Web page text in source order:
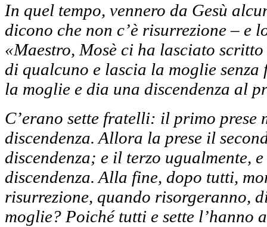
In quel tempo, vennero da Gesù
dicono che non c’è risurrezione – e
«Maestro, Mosè ci ha lasciato
di qualcuno e lascia la moglie
la moglie e dia una discendenza al
C’erano sette fratelli: il primo prese
discendenza. Allora la prese il
discendenza; e il terzo ugualmente,
discendenza. Alla fine, dopo tutti,
risurrezione, quando risorgeranno,
moglie? Poiché tutti e sette l’hanno